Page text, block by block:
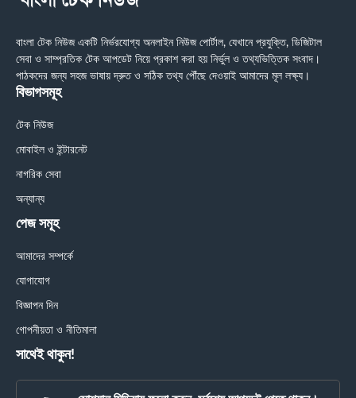
বাংলা টেক নিউজ একটি নির্ভরযোগ্য অনলাইন নিউজ পোর্টাল, যেখানে প্রযুক্তি, ডিজিটাল
সেবা ও সাম্প্রতিক টেক আপডেট নিয়ে প্রকাশ করা হয় নির্ভুল ও তথ্যভিত্তিক সংবাদ।
পাঠকদের জন্য সহজ ভাষায় দ্রুত ও সঠিক তথ্য পৌঁছে দেওয়াই আমাদের মূল লক্ষ্য।
বিভাগসমূহ
টেক নিউজ
মোবাইল ও ইন্টারনেট
নাগরিক সেবা
অন্যান্য
পেজ সমূহ
আমাদের সম্পর্কে
যোগাযোগ
বিজ্ঞাপন দিন
গোপনীয়তা ও নীতিমালা
সাথেই থাকুন!